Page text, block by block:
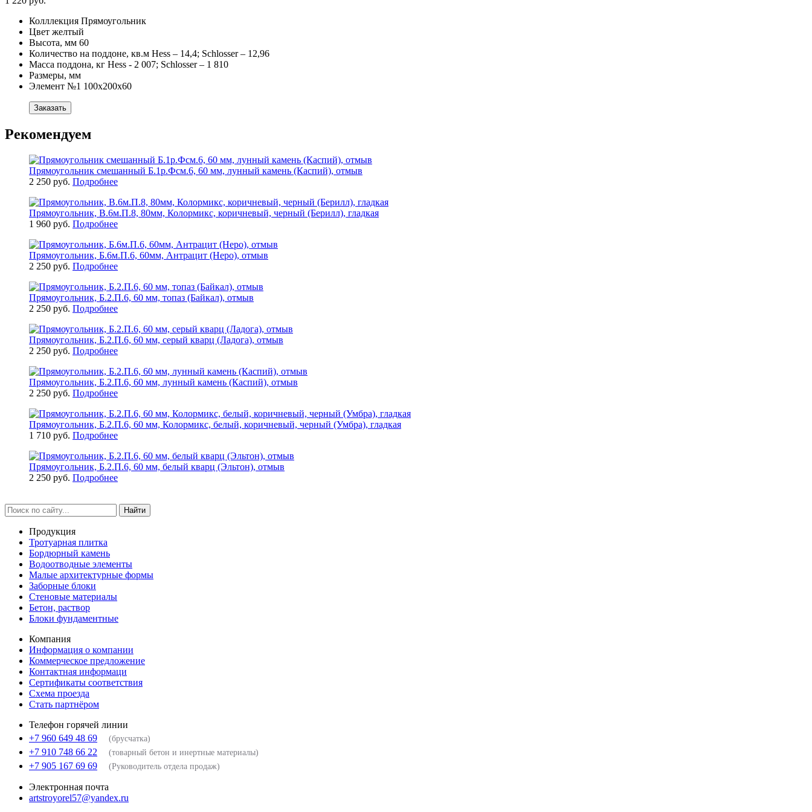
Колллекция Прямоугольник
Цвет желтый
Высота, мм 60
Количество на поддоне, кв.м Hess – 14,4; Schlosser – 12,96
Масса поддона, кг Hess - 2 007; Schlosser – 1 810
Размеры, мм
Элемент №1 100х200х60
Заказать
Рекомендуем
Прямоугольник смешанный Б.1р.Фсм.6, 60 мм, лунный камень (Каспий), отмыв
2 250 руб. Подробнее
Прямоугольник, В.6м.П.8, 80мм, Колормикс, коричневый, черный (Берилл), гладкая
1 960 руб. Подробнее
Прямоугольник, Б.6м.П.6, 60мм, Антрацит (Неро), отмыв
2 250 руб. Подробнее
Прямоугольник, Б.2.П.6, 60 мм, топаз (Байкал), отмыв
2 250 руб. Подробнее
Прямоугольник, Б.2.П.6, 60 мм, серый кварц (Ладога), отмыв
2 250 руб. Подробнее
Прямоугольник, Б.2.П.6, 60 мм, лунный камень (Каспий), отмыв
2 250 руб. Подробнее
Прямоугольник, Б.2.П.6, 60 мм, Колормикс, белый, коричневый, черный (Умбра), гладкая
1 710 руб. Подробнее
Прямоугольник, Б.2.П.6, 60 мм, белый кварц (Эльтон), отмыв
2 250 руб. Подробнее
Найти
Продукция
Тротуарная плитка
Бордюрный камень
Водоотводные элементы
Малые архитектурные формы
Заборные блоки
Стеновые материалы
Бетон, раствор
Блоки фундаментные
Компания
Информация о компании
Коммерческое предложение
Контактная информаци
Сертификаты соответствия
Схема проезда
Стать партнёром
Телефон горячей линии
+7 960 649 48 69
(брусчатка)
+7 910 748 66 22 (товарный бетон и инертные материалы)
+7 905 167 69 69 (Руководитель отдела продаж)
Электронная почта
artstroyorel57@yandex.ru